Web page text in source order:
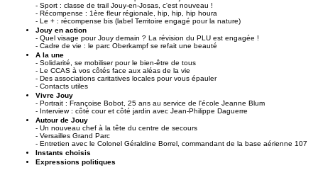
- Sport : classe de trail Jouy-en-Josas, c'est nouveau !
- Récompense : 1ère fleur régionale, hip, hip, hip houra
- Le + : récompense bis (label Territoire engagé pour la nature)
Jouy en action
- Quel visage pour Jouy demain ? La révision du PLU est engagée !
- Cadre de vie : le parc Oberkampf se refait une beauté
A la une
- Solidarité, se mobiliser pour le bien-être de tous
- Le CCAS à vos côtés face aux aléas de la vie
- Des associations caritatives locales pour vous épauler
- Contacts utiles
Vivre Jouy
- Portrait : Françoise Bobot, 25 ans au service de l'école Jeanne Blum
- Interview : côté cour et côté jardin avec Jean-Philippe Daguerre
Autour de Jouy
- Un nouveau chef à la tête du centre de secours
- Versailles Grand Parc
- Entretien avec le Colonel Géraldine Borrel, commandant de la base aérienne 107
Instants choisis
Expressions politiques